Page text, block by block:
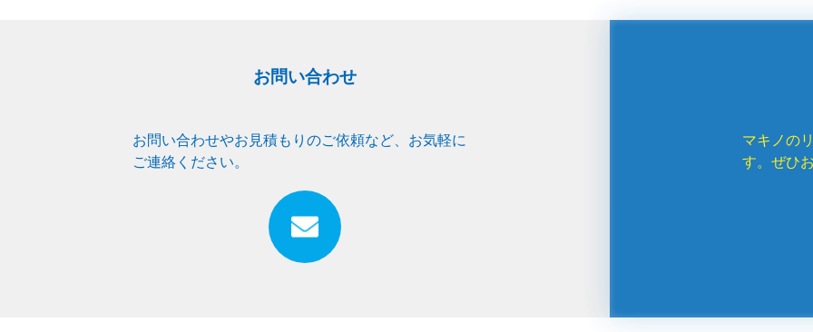
お問い合わせ
お問い合わせやお見積もりのご依頼など、お気軽に
ご連絡ください。
マキノの
す。ぜひ